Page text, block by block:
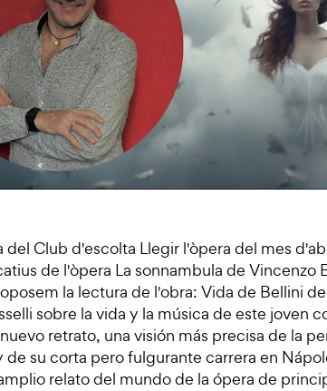
del Club d'escolta Llegir l'òpera del mes
de l'òpera La sonnambula de Vincenzo
la lectura de l'obra: Vida de Bellini
sobre la vida y la música de este joven
retrato, una visión más precisa de la
de su corta pero fulgurante carrera en
relato del mundo de la ópera de